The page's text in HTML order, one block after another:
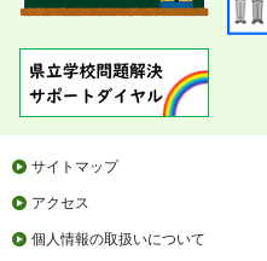
サイトマップ
アクセス
個人情報の取扱いについて